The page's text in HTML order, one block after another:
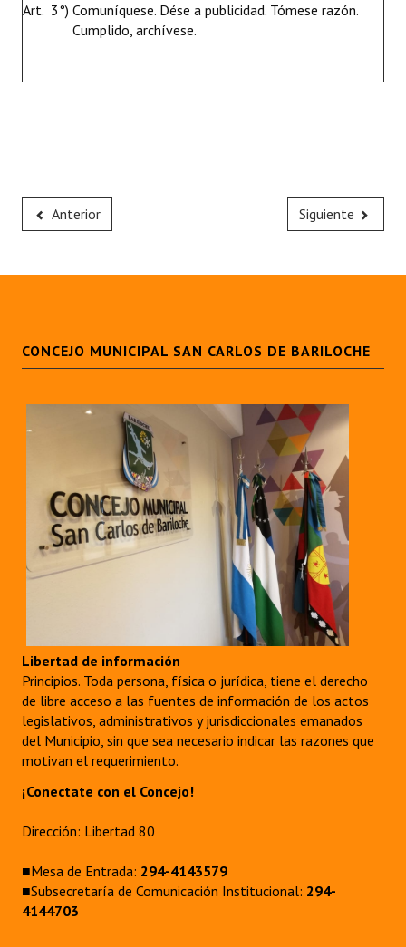
Art. 3°) Comuníquese. Dése a publicidad. Tómese razón.
Cumplido, archívese.
Anterior Siguiente
CONCEJO MUNICIPAL SAN CARLOS DE BARILOCHE
Libertad de información
Principios. Toda persona, física o jurídica, tiene el derecho
de libre acceso a las fuentes de información de los actos
legislativos, administrativos y jurisdiccionales emanados
del Municipio, sin que sea necesario indicar las razones que
motivan el requerimiento.
¡Conectate con el Concejo!
Dirección: Libertad 80
■Mesa de Entrada: 294-4143579
■Subsecretaría de Comunicación Institucional: 294-
4144703